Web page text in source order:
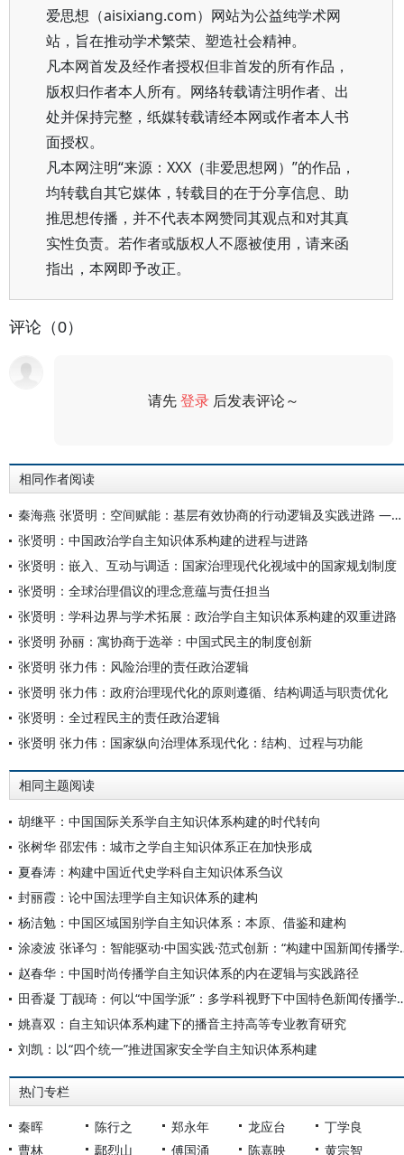
爱思想（aisixiang.com）网站为公益纯学术网
站，旨在推动学术繁荣、塑造社会精神。
凡本网首发及经作者授权但非首发的所有作品，
版权归作者本人所有。网络转载请注明作者、出
处并保持完整，纸媒转载请经本网或作者本人书
面授权。
凡本网注明“来源：XXX（非爱思想网）”的作品，
均转载自其它媒体，转载目的在于分享信息、助
推思想传播，并不代表本网赞同其观点和对其真
实性负责。若作者或版权人不愿被使用，请来函
指出，本网即予改正。
评论（0）
请先登录 后发表评论～
相同作者阅读
秦海燕 张贤明：空间赋能：基层有效协商的行动逻辑及实践进路 ——以H市“幸福圆桌会”为例
张贤明：中国政治学自主知识体系构建的进程与进路
张贤明：嵌入、互动与调适：国家治理现代化视域中的国家规划制度
张贤明：全球治理倡议的理念意蕴与责任担当
张贤明：学科边界与学术拓展：政治学自主知识体系构建的双重进路
张贤明 孙丽：寓协商于选举：中国式民主的制度创新
张贤明 张力伟：风险治理的责任政治逻辑
张贤明 张力伟：政府治理现代化的原则遵循、结构调适与职责优化
张贤明：全过程民主的责任政治逻辑
张贤明 张力伟：国家纵向治理体系现代化：结构、过程与功能
相同主题阅读
胡继平：中国国际关系学自主知识体系构建的时代转向
张树华 邵宏伟：城市之学自主知识体系正在加快形成
夏春涛：构建中国近代史学科自主知识体系刍议
封丽霞：论中国法理学自主知识体系的建构
杨洁勉：中国区域国别学自主知识体系：本原、借鉴和建构
涂凌波 张译匀：智能驱
赵春华：中国时尚传播学自主知识体系的内在逻辑与实践路径
田香凝 丁靓琦：何以“中国学派”
姚喜双：自主知识体系构建下的播音主持高等专业教育研究
刘凯：以“四个统一”推进国家安全学自主知识体系构建
热门专栏
秦晖 陈行之 郑永年 龙应台
丁学良
曹林
鄢烈山 傅国涌 陈嘉映 黄宗智